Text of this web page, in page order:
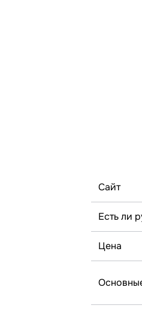
Сайт
Есть ли
Цена